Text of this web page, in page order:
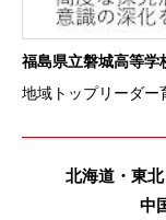
福島県立磐城高等学
地域トップリーダー
北海道・東北
中